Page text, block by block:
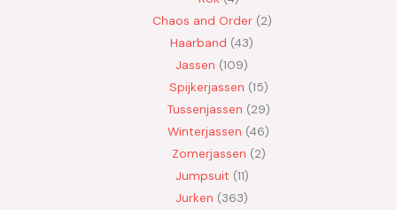
Chaos and Order 2
Haarband 43
Jassen 109
Spijkerjassen 15
Tussenjassen 29
Winterjassen 46
Zomerjassen 2
Jumpsuit 11
Jurken 363